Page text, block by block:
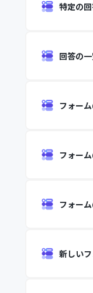
特定の
回答の
フォー
フォー
フォー
新しい